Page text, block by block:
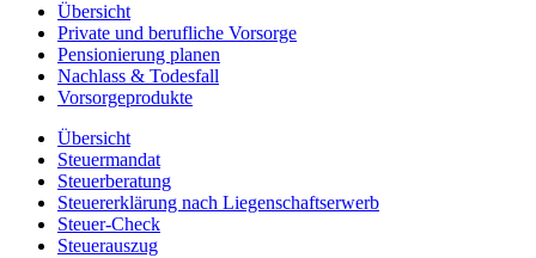
Übersicht
Private und berufliche Vorsorge
Pensionierung planen
Nachlass & Todesfall
Vorsorgeprodukte
Übersicht
Steuermandat
Steuerberatung
Steuererklärung nach Liegenschaftserwerb
Steuer-Check
Steuerauszug